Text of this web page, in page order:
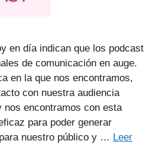
en día indican que los podcast
de comunicación en auge.
en la que nos encontramos,
con nuestra audiencia
nos encontramos con esta
para poder generar
nuestro público y … Leer